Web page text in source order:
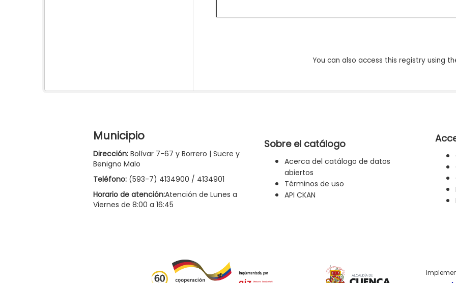
You can also access this registry using
Municipio
Dirección: Bolívar 7-67 y Borrero | Sucre y
Benigno Malo
Teléfono: (593-7) 4134900 / 4134901
Horario de atención:Atención de Lunes a
Viernes de 8:00 a 16:45
Sobre el catálogo
Acerca del catálogo de datos
abiertos
Términos de uso
API CKAN